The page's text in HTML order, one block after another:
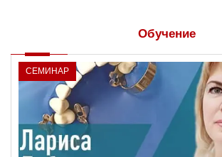
Обучение
СЕМИНАР